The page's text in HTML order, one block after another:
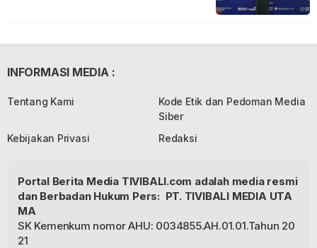
INFORMASI MEDIA :
Tentang Kami
Kode Etik dan Pedoman Media
Siber
Kebijakan Privasi
Redaksi
Portal Berita Media TIVIBALI.com adalah media resmi
dan Berbadan Hukum Pers: PT. TIVIBALI MEDIA UTA
MA
SK Kemenkum nomor AHU: 0034855.AH.01.01.Tahun 20
21